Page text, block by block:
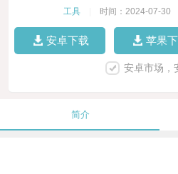
工具 时间：2024-07-30
安卓下载 苹果
安卓市场，
简介